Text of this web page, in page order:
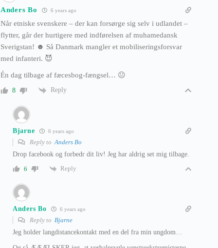
Anders Bo 6 years ago
Når etniske svenskere – der kan forsørge sig selv i udlandet –
flytter, går der hurtigere med indførelsen af muhamedansk
Sverigstan! ☻ Så Danmark mangler et mobiliseringsforsvar
med infanteri. 😈
Én dag tilbage af fæcesbog-fængsel… 😐
8 Reply
Bjarne 6 years ago
Reply toAnders Bo
Drop facebook og forbedr dit liv! Jeg har aldrig set mig tilbage.
6
Reply
Anders Bo 6 years ago
Reply to Bjarne
Jeg holder langdistancekontakt med en del fra min ungdom…